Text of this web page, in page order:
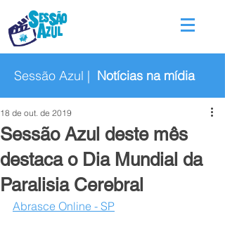
Sessão Azul | Notícias na mídia
Sessão Azul deste mês
destaca o Dia Mundial da
Paralisia Cerebral
18 de out. de 2019
Abrasce Online - SP